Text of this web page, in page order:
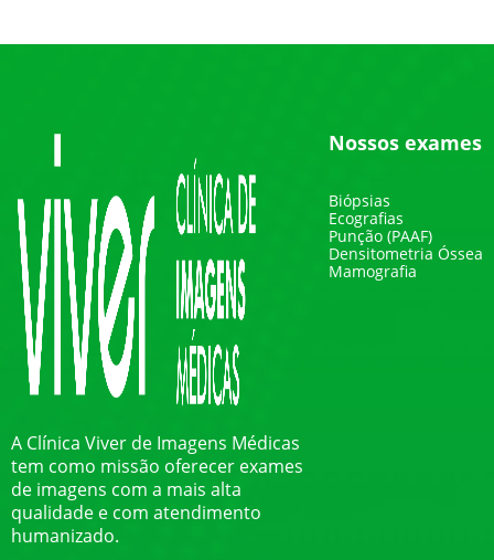
A Clínica Viver de Imagens Médicas
tem como missão oferecer exames
de imagens com a mais alta
qualidade e com atendimento
humanizado.
Nossos exames
Biópsias
Ecografias
Punção (PAAF)
Densitometria Óssea
Mamografia